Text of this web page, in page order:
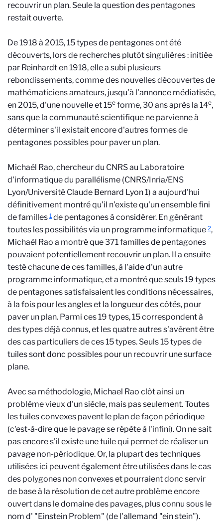
recouvrir un plan. Seule la question des pentagones
restait ouverte.
De 1918 à 2015, 15 types de pentagones ont été
découverts, lors de recherches plutôt singulières : initiée
par Reinhardt en 1918, elle a subi plusieurs
rebondissements, comme des nouvelles découvertes de
mathématiciens amateurs, jusqu'à l'annonce médiatisée,
en 2015, d'une nouvelle et 15e forme, 30 ans après la 14e,
sans que la communauté scientifique ne parvienne à
déterminer s'il existait encore d'autres formes de
pentagones possibles pour paver un plan.
Michaël Rao, chercheur du CNRS au Laboratoire
d'informatique du parallélisme (CNRS/Inria/ENS
Lyon/Université Claude Bernard Lyon 1) a aujourd'hui
définitivement montré qu'il n'existe qu'un ensemble fini
de familles 1 de pentagones à considérer. En générant
toutes les possibilités via un programme informatique 2,
Michaël Rao a montré que 371 familles de pentagones
pouvaient potentiellement recouvrir un plan. Il a ensuite
testé chacune de ces familles, à l'aide d'un autre
programme informatique, et a montré que seuls 19 types
de pentagones satisfaisaient les conditions nécessaires,
à la fois pour les angles et la longueur des côtés, pour
paver un plan. Parmi ces 19 types, 15 correspondent à
des types déjà connus, et les quatre autres s'avèrent être
des cas particuliers de ces 15 types. Seuls 15 types de
tuiles sont donc possibles pour un recouvrir une surface
plane.
Avec sa méthodologie, Michael Rao clôt ainsi un
problème vieux d'un siècle, mais pas seulement. Toutes
les tuiles convexes pavent le plan de façon périodique
(c'est-à-dire que le pavage se répète à l'infini). On ne sait
pas encore s'il existe une tuile qui permet de réaliser un
pavage non-périodique. Or, la plupart des techniques
utilisées ici peuvent également être utilisées dans le cas
des polygones non convexes et pourraient donc servir
de base à la résolution de cet autre problème encore
ouvert dans le domaine des pavages, plus connu sous le
nom d' "Einstein Problem" (de l'allemand "ein stein").